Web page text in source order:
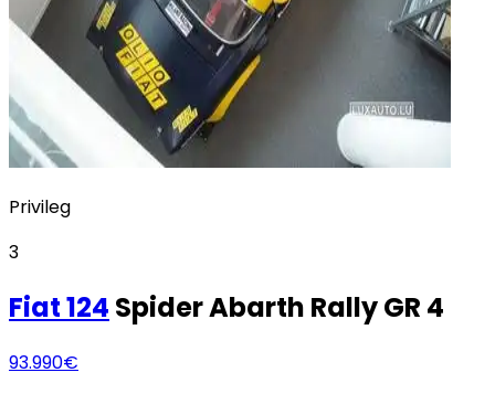
Privileg
3
Fiat124 Spider Abarth Rally GR 4
93.990€